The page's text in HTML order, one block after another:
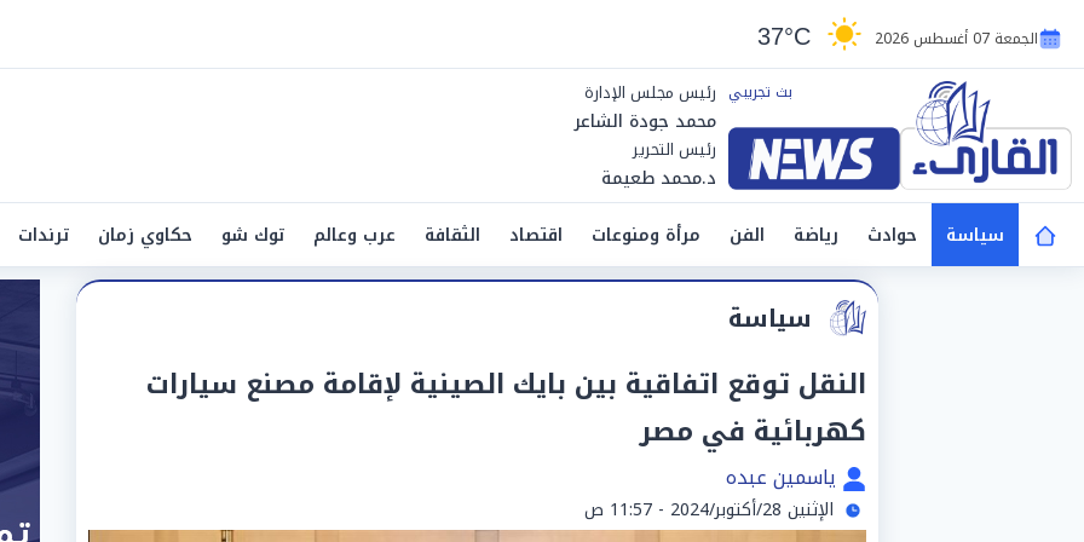
الجمعة 07 أغسطس 2026 37°C
رئيس مجلس الإدارة
محمد جودة الشاعر
رئيس التحرير
د.محمد طعيمة
سياسة
حوادث رياضة الفن مرأة ومنوعات اقتصاد الثقافة عرب وعالم توك شو حكاوي زمان ترندات
سياسة
النقل توقع اتفاقية بين بايك الصينية لإقامة مصنع سيارات
كهربائية في مصر
ياسمين عبده
الإثنين 28/أكتوبر/2024 - 11:57 ص